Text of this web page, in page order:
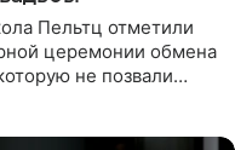
Пельтц отметили
церемонии обмена
не позвали